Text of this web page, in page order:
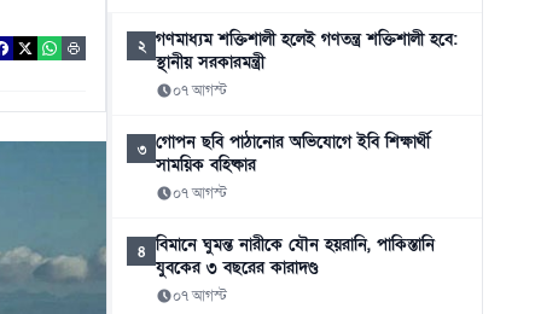
২ গণমাধ্যম শক্তিশালী হলেই গণতন্ত্র শক্তিশালী হবে:
স্থানীয় সরকারমন্ত্রী
০৭ আগস্ট
৩ গোপন ছবি পাঠানোর অভিযোগে ইবি শিক্ষার্থী
সাময়িক বহিষ্কার
০৭ আগস্ট
৪ বিমানে ঘুমন্ত নারীকে যৌন হয়রানি, পাকিস্তানি
যুবকের ৩ বছরের কারাদণ্ড
০৭ আগস্ট